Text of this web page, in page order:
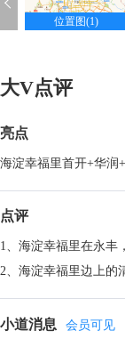
位置图(1)
大V点评
亮点
海淀幸福里首开+华润
点评
1、海淀幸福里在永丰
2、海淀幸福里边上的
小道消息 会员可见